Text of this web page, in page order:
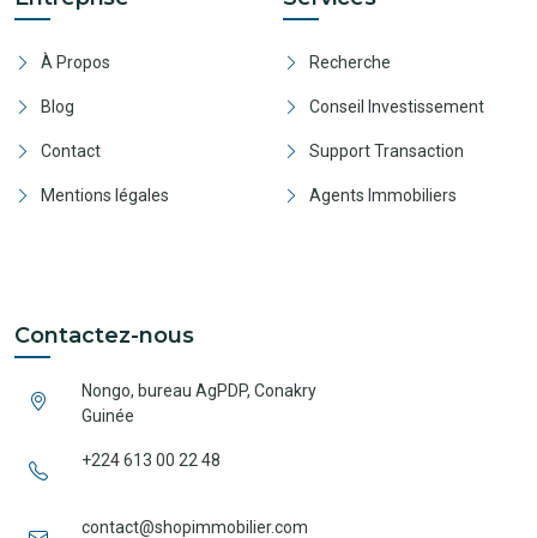
À Propos
Blog
Contact
Mentions légales
Recherche
Conseil Investissement
Support Transaction
Agents Immobiliers
Contactez-nous
Nongo, bureau AgPDP, Conakry
Guinée
+224 613 00 22 48
contact@shopimmobilier.com